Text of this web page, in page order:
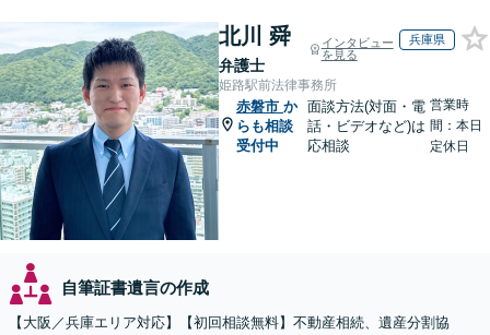
北川 舜
弁護士
インタビュー
を見る
兵庫県
姫路駅前法律事務所
赤磐市 か
らも相談
受付中
面談方法(対面・電
話・ビデオなど)は
応相談
営業時
間：本日
定休日
自筆証書遺言の作成
【大阪／兵庫エリア対応】【初回相談無料】不動産相続、遺産分割協